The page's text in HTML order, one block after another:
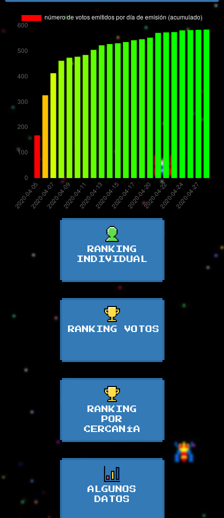
RANKING
INDIVIDUAL
RANKING VOTOS
RANKING
POR
CERCANÍA
ALGUNOS
DATOS